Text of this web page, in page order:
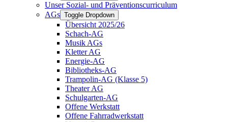
Unser Sozial- und Präventionscurriculum
AGs Toggle Dropdown
Übersicht 2025/26
Schach-AG
Musik AGs
Kletter AG
Energie-AG
Bibliotheks-AG
Trampolin-AG (Klasse 5)
Theater AG
Schulgarten-AG
Offene Werkstatt
Offene Fahrradwerkstatt